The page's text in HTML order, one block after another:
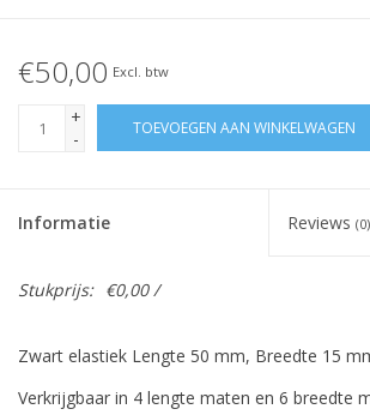
€50,00 Excl. btw
+
-
TOEVOEGEN AAN WINKELWAGEN
Informatie Reviews (0)
Stukprijs: €0,00 /
Zwart elastiek Lengte 50 mm, Breedte 15
Verkrijgbaar in 4 lengte maten en 6 breedte